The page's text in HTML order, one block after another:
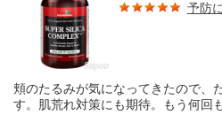
予防に
頬のたるみが気になってきたので、
す。肌荒れ対策にも期待。もう何回